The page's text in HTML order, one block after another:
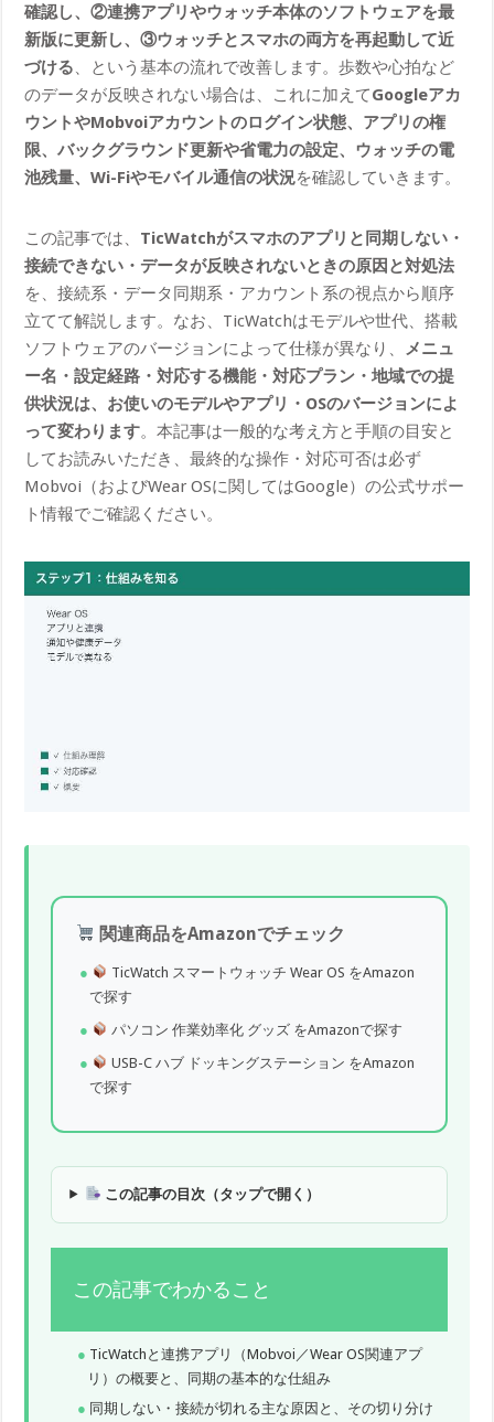
確認し、②連携アプリやウォッチ本体のソフトウェアを最
新版に更新し、③ウォッチとスマホの両方を再起動して近
づける、という基本の流れで改善します。歩数や心拍など
のデータが反映されない場合は、これに加えてGoogleアカ
ウントやMobvoiアカウントのログイン状態、アプリの権
限、バックグラウンド更新や省電力の設定、ウォッチの電
池残量、Wi-Fiやモバイル通信の状況を確認していきます。
この記事では、 TicWatchがスマホのアプリと同期しない・
接続できない・データが反映されないときの原因と対処法
を、接続系・データ同期系・アカウント系の視点から順序
立てて解説します。なお、TicWatchはモデルや世代、搭載
ソフトウェアのバージョンによって仕様が異なり、 メニュ
ー名・設定経路・対応する機能・対応プラン・地域での提
供状況は、お使いのモデルやアプリ・OSのバージョンによ
って変わります。本記事は一般的な考え方と手順の目安と
してお読みいただき、最終的な操作・対応可否は必ず
Mobvoi（およびWear OSに関してはGoogle）の公式サポー
ト情報でご確認ください。
関連商品をAmazonでチェック
TicWatch スマートウォッチ Wear OS をAmazon
で探す
パソコン 作業効率化 グッズ をAmazonで探す
USB-C ハブ ドッキングステーション をAmazon
で探す
この記事の目次（タップで開く）
この記事でわかること
TicWatchと連携アプリ（Mobvoi／Wear OS関連アプ
リ）の概要と、同期の基本的な仕組み
同期しない・接続が切れる主な原因と、その切り分け